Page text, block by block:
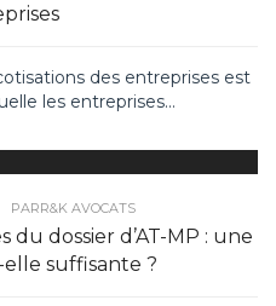
des entreprises est
les entreprises...
PARR&K AVOCATS
du dossier d’AT-MP : une
suffisante ?